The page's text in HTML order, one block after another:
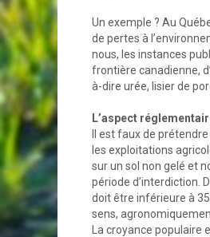
Un exemple ? Au
de pertes à
nous, les instances
frontière canadienne,
à-dire urée, lisier de
L’aspect
Il est faux de
les exploitations
sur un sol non gelé et
période d’interdiction.
doit être inférieure à
sens,
La croyance